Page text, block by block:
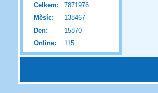
Online: 115
Celkem:
7871976
Měsíc:
138467
Den:
15870